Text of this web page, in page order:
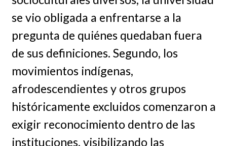
se vio obligada a enfrentarse a la
pregunta de quiénes quedaban fuera
de sus definiciones. Segundo, los
movimientos indígenas,
afrodescendientes y otros grupos
históricamente excluidos comenzaron a
exigir reconocimiento dentro de las
instituciones, visibilizando las